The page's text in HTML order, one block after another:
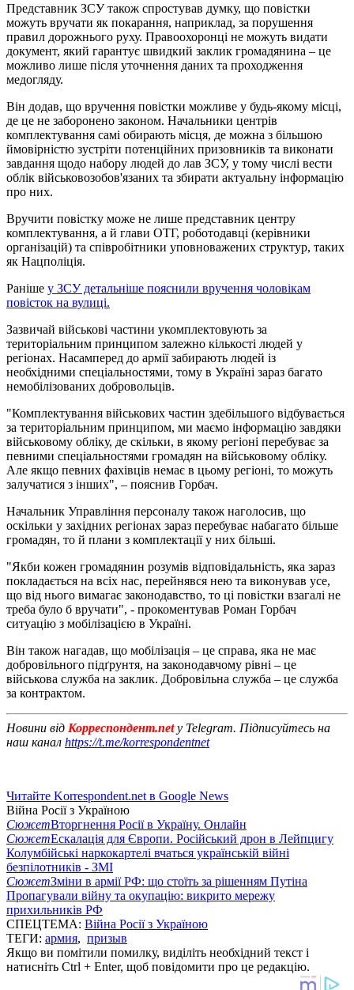
Представник ЗСУ також спростував думку, що повістки
можуть вручати як покарання, наприклад, за порушення
правил дорожнього руху. Правоохоронці не можуть видати
документ, який гарантує швидкий заклик громадянина – це
можливо лише після уточнення даних та проходження
медогляду.
Він додав, що вручення повістки можливе у будь-якому місці,
де це не заборонено законом. Начальники центрів
комплектування самі обирають місця, де можна з більшою
ймовірністю зустріти потенційних призовників та виконати
завдання щодо набору людей до лав ЗСУ, у тому числі вести
облік військовозобов'язаних та збирати актуальну інформацію
про них.
Вручити повістку може не лише представник центру
комплектування, а й глави ОТГ, роботодавці (керівники
організацій) та співробітники уповноважених структур, таких
як Нацполіція.
Раніше у ЗСУ детальніше пояснили вручення чоловікам
повісток на вулиці.
Зазвичай військові частини укомплектовують за
територіальним принципом залежно кількості людей у ​​
регіонах. Насамперед до армії забирають людей із
необхідними спеціальностями, тому в Україні зараз багато
немобілізованих добровольців.
"Комплектування військових частин здебільшого відбувається
за територіальним принципом, ми маємо інформацію завдяки
військовому обліку, де скільки, в якому регіоні перебуває за
певними спеціальностями громадян на військовому обліку.
Але якщо певних фахівців немає в цьому регіоні, то можуть
залучатися з інших", – пояснив Горбач.
Начальник Управління персоналу також наголосив, що
оскільки у західних регіонах зараз перебуває набагато більше
громадян, то й плани з комплектації у них більші.
"Якби кожен громадянин розумів відповідальність, яка зараз
покладається на всіх нас, перейнявся нею та виконував усе,
що від нього вимагає законодавство, то ці повістки взагалі не
треба було б вручати", - прокоментував Роман Горбач
ситуацію з мобілізацією в Україні.
Він також нагадав, що мобілізація – це справа, яка не має
добровільного підґрунтя, на законодавчому рівні – це
військова служба на заклик. Добровільна служба – це служба
за контрактом.
Новини від Корреспондент.netу Telegram. Підписуйтесь на
наш канал https://t.me/korrespondentnet
Читайте Korrespondent.net в Google News
Війна Росії з Україною
СюжетВторгнення Росії в Україну. Онлайн
СюжетЕскалація для Європи. Російський дрон в Лейпцигу
Колумбійські наркокартелі вчаться українській війні
безпілотників - ЗМІ
СюжетЗміни в армії РФ: що стоїть за рішенням Путіна
Пропагували війну та окупацію: викрито мережу
прихильників РФ
СПЕЦТЕМА: Війна Росії з Україною
ТЕГИ: армия, призыв
Якщо ви помітили помилку, виділіть необхідний текст і
натисніть Ctrl + Enter, щоб повідомити про це редакцію.